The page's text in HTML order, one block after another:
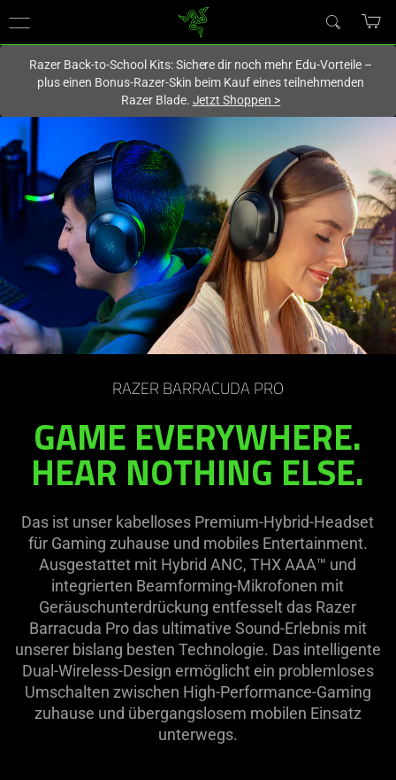
Du befindest dich aktuell auf der Website von
Razer Back-to-School Kits: Sichere dir noch mehr Edu-Vorteile –
plus einen Bonus-Razer-Skin beim Kauf eines teilnehmenden
Razer Blade. Jetzt Shoppen >
Hybrid
Gaming
and
Street
Headset
-
Barracuda
Pro
RAZER BARRACUDA PRO
GAME EVERYWHERE.
HEAR NOTHING ELSE.
Das ist unser kabelloses Premium-Hybrid-Headset
für Gaming zuhause und mobiles Entertainment.
Ausgestattet mit Hybrid ANC, THX AAA™ und
integrierten Beamforming-Mikrofonen mit
Geräuschunterdrückung entfesselt das Razer
Barracuda Pro das ultimative Sound-Erlebnis mit
unserer bislang besten Technologie. Das intelligente
Dual-Wireless-Design ermöglicht ein problemloses
Umschalten zwischen High-Performance-Gaming
zuhause und übergangslosem mobilen Einsatz
unterwegs.